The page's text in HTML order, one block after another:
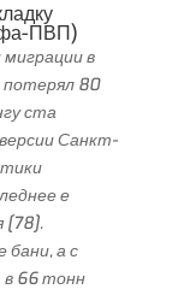
ПВП)
в
потерял 80
ста
Санкт-
е
[78].
бани, а с
в 66 тонн